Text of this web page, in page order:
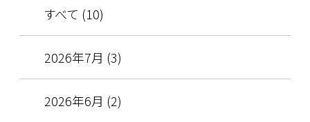
すべて (10)
2026年7月 (3)
2026年6月 (2)